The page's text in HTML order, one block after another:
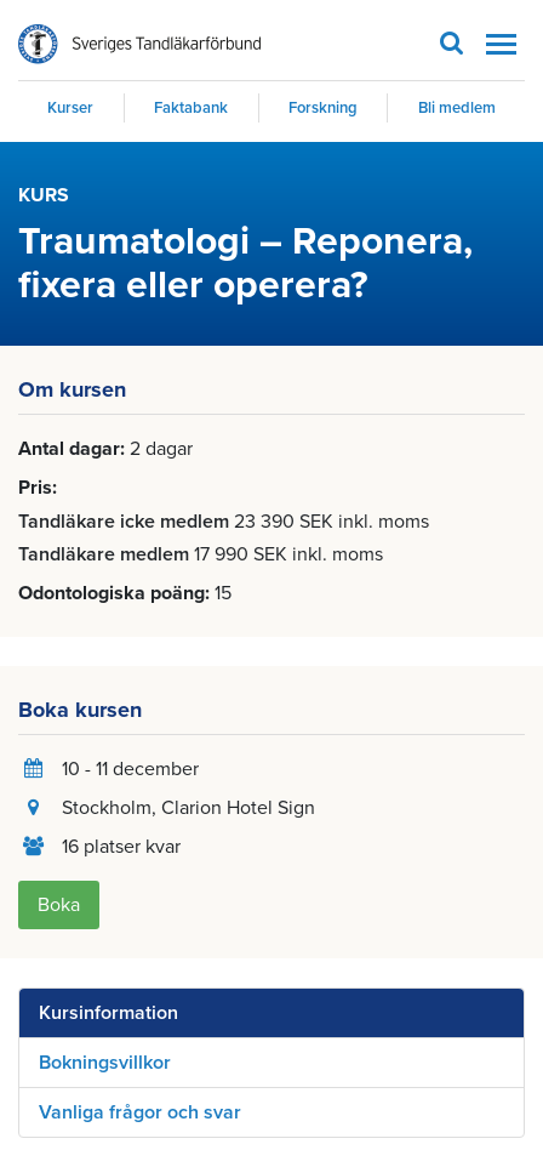
Kurser Faktabank Forskning Bli medlem
KURS
Traumatologi – Reponera,
fixera eller operera?
Om kursen
Antal dagar 2 dagar
Pris
Tandläkare icke medlem 23 390 SEK inkl. moms
Tandläkare medlem 17 990 SEK inkl. moms
Odontologiska poäng 15
Boka kursen
10 - 11 december
Stockholm, Clarion Hotel Sign
16 platser kvar
Boka
Kursinformation
Bokningsvillkor
Vanliga frågor och svar